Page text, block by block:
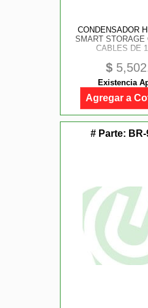
CONDENSADOR
SMART STORAGE
CABLES DE
$
Existencia
Agregar a
# Parte: